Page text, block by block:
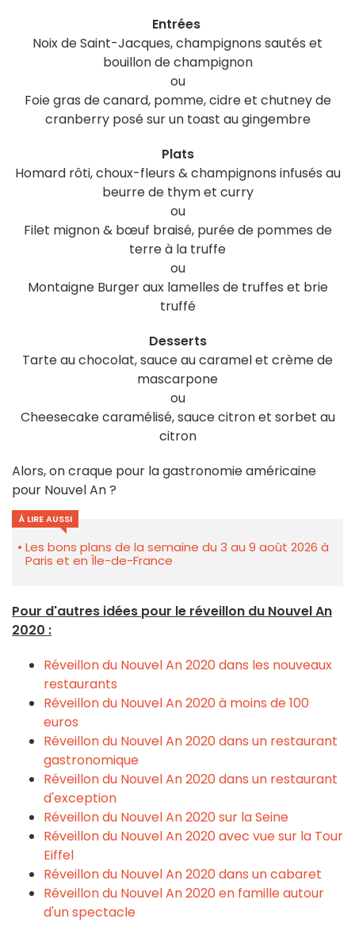
Entrées
Noix de Saint-Jacques, champignons sautés et
bouillon de champignon
ou
Foie gras de canard, pomme, cidre et chutney de
cranberry posé sur un toast au gingembre
Plats
Homard rôti, choux-fleurs & champignons infusés au
beurre de thym et curry
ou
Filet mignon & bœuf braisé, purée de pommes de
terre à la truffe
ou
Montaigne Burger aux lamelles de truffes et brie
truffé
Desserts
Tarte au chocolat, sauce au caramel et crème de
mascarpone
ou
Cheesecake caramélisé, sauce citron et sorbet au
citron
Alors, on craque pour la gastronomie américaine
pour Nouvel An ?
À LIRE AUSSI
Les bons plans de la semaine du 3 au 9 août 2026 à
Paris et en Île-de-France
Pour d'autres idées pour le réveillon du Nouvel An
2020 :
Réveillon du Nouvel An 2020 dans les nouveaux
restaurants
Réveillon du Nouvel An 2020 à moins de 100
euros
Réveillon du Nouvel An 2020 dans un restaurant
gastronomique
Réveillon du Nouvel An 2020 dans un restaurant
d'exception
Réveillon du Nouvel An 2020 sur la Seine
Réveillon du Nouvel An 2020 avec vue sur la Tour
Eiffel
Réveillon du Nouvel An 2020 dans un cabaret
Réveillon du Nouvel An 2020 en famille autour
d'un spectacle